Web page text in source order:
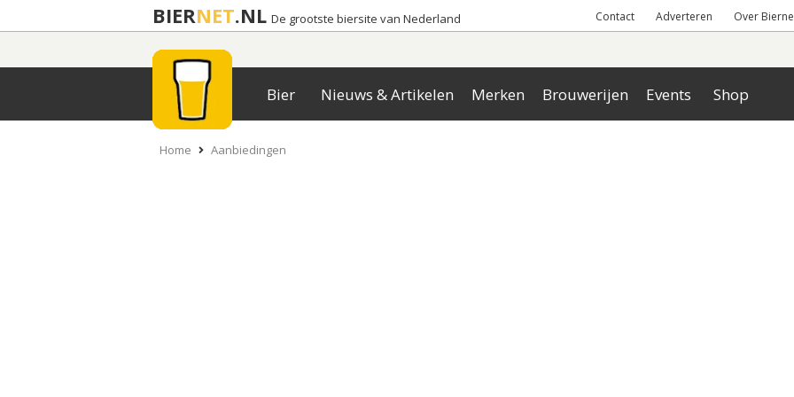
BIERNET.NL De grootste biersite van Nederland Contact Adverteren Over
Bier Nieuws & Artikelen Merken Brouwerijen Events Shop
Home Aanbiedingen